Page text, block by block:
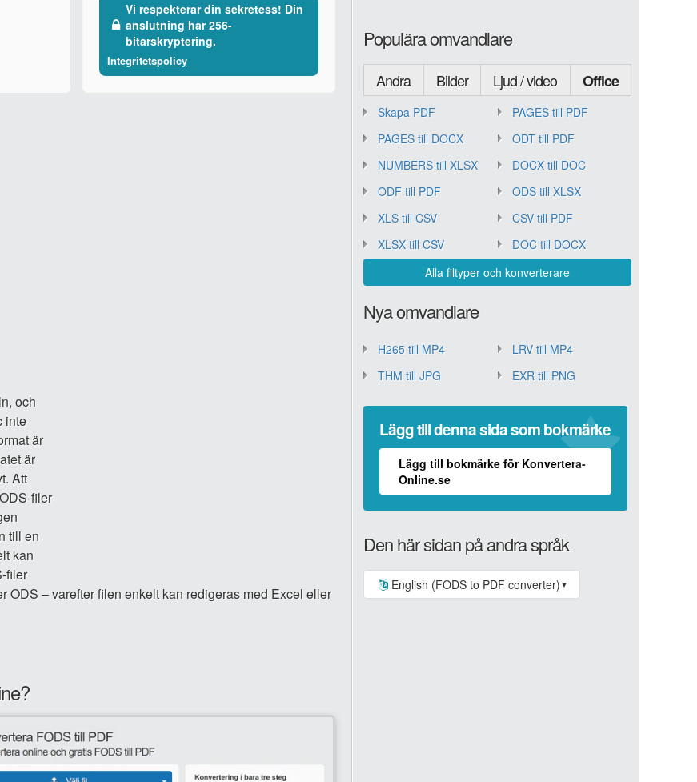
Vi respekterar din sekretess! Din
anslutning har 256-
bitarskryptering.
Integritetspolicy
och
inte
är
är
Att
filer
till en
kan
filer
ODS – varefter filen enkelt kan redigeras med Excel eller
Populära omvandlare
Andra Bilder Ljud / video Office
Skapa PDF
PAGES till PDF
PAGES till DOCX
ODT till PDF
NUMBERS till XLSX
DOCX till DOC
ODF till PDF
ODS till XLSX
XLS till CSV
CSV till PDF
XLSX till CSV
DOC till DOCX
Alla filtyper och konverterare
Nya omvandlare
H265 till MP4
LRV till MP4
THM till JPG
EXR till PNG
Lägg till denna sida som bokmärke
Lägg till bokmärke för Konvertera-
Online.se
Den här sidan på andra språk
English (FODS to PDF converter) ▼